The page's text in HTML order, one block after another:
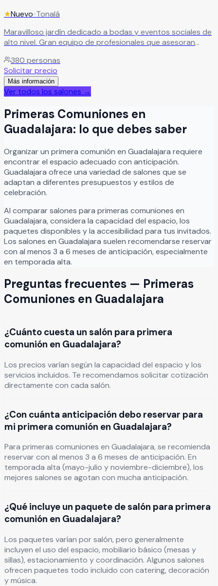
★Nuevo•Tonalá
Maravilloso jardín dedicado a bodas y eventos sociales de
alto nivel. Gran equipo de profesionales que asesoran
Leer más
380 personas
Solicitar precio
Más información
Ver todos los salones →
Primeras Comuniones en
Guadalajara: lo que debes saber
Organizarun primera comunión en Guadalajara requiere
encontrar el espacio adecuado con anticipación.
Guadalajara ofrece una variedad de salones que se
adaptan a diferentes presupuestos y estilos de
celebración.
Al comparar salones para primeras comuniones en
Guadalajara, considera la capacidad del espacio, los
paquetes disponibles y la accesibilidad para tus invitados.
Los salones en Guadalajara suelen recomendarse reservar
con al menos 3 a 6 meses de anticipación, especialmente
en temporada alta.
Preguntas frecuentes — Primeras
Comuniones en Guadalajara
¿Cuánto cuesta un salón para primera
comunión en Guadalajara?
Los precios varían según la capacidad del espacio y los
servicios incluidos. Te recomendamos solicitar cotización
directamente con cada salón.
¿Con cuánta anticipación debo reservar para
mi primera comunión en Guadalajara?
Para primeras comuniones en Guadalajara, se recomienda
reservar con al menos 3 a 6 meses de anticipación. En
temporada alta (mayo-julio y noviembre-diciembre), los
mejores salones se agotan con mucha anticipación.
¿Qué incluye un paquete de salón para primera
comunión en Guadalajara?
Los paquetes varían por salón, pero generalmente
incluyen el uso del espacio, mobiliario básico (mesas y
sillas), estacionamiento y coordinación. Algunos salones
ofrecen paquetes todo incluido con catering, decoración
y música.